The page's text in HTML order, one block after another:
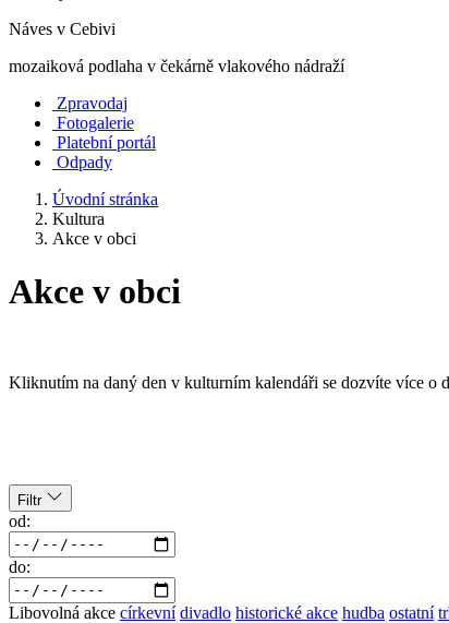
Náves v Cebivi
mozaiková podlaha v čekárně vlakového nádraží
Zpravodaj
Fotogalerie
Platební portál
Odpady
Úvodní stránka
Kultura
Akce v obci
Akce v obci
Kliknutím na daný den v kulturním kalendáři se dozvíte více o
Filtr
od:
do:
Libovolná akce církevní divadlo historické akce hudba ostatní